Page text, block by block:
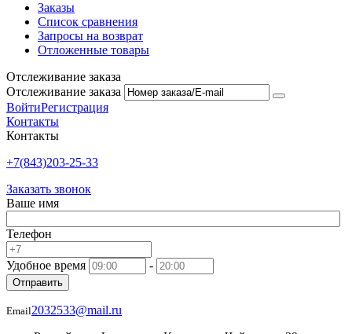
Заказы
Список сравнения
Запросы на возврат
Отложенные товары
Отслеживание заказа
Отслеживание заказа
ВойтиРегистрация
Контакты
Контакты
+7(843)203-25-33
Заказать звонок
Ваше имя
Телефон
Удобное время -
Отправить
Email2032533@mail.ru